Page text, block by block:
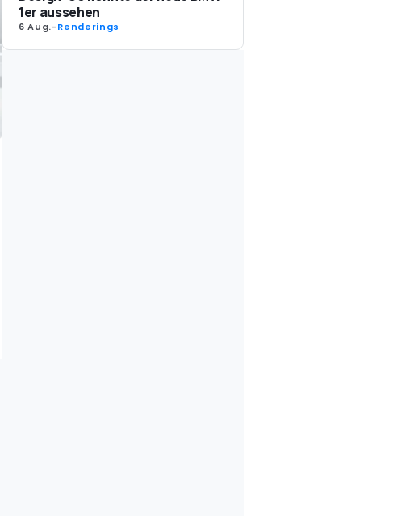
1er aussehen
6 Aug.-Renderings